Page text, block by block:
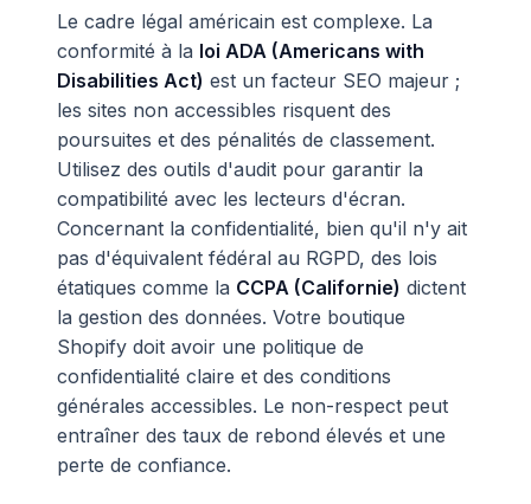
Le cadre légal américain est complexe. La
conformité à la loi ADA (Americans with
Disabilities Act) est un facteur SEO majeur ;
les sites non accessibles risquent des
poursuites et des pénalités de classement.
Utilisez des outils d'audit pour garantir la
compatibilité avec les lecteurs d'écran.
Concernant la confidentialité, bien qu'il n'y ait
pas d'équivalent fédéral au RGPD, des lois
étatiques comme la CCPA (Californie) dictent
la gestion des données. Votre boutique
Shopify doit avoir une politique de
confidentialité claire et des conditions
générales accessibles. Le non-respect peut
entraîner des taux de rebond élevés et une
perte de confiance.